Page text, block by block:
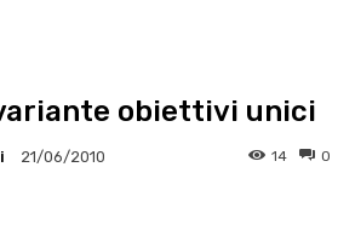
obiettivi unici
21/06/2010 0
14